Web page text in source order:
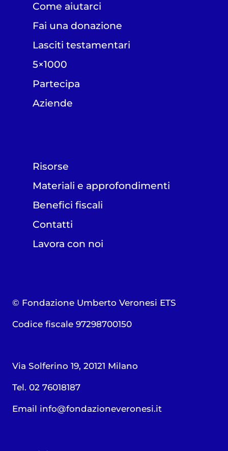
Come aiutarci
Fai una donazione
Lasciti testamentari
5×1000
Partecipa
Aziende
Risorse
Materiali e approfondimenti
Benefici fiscali
Contatti
Lavora con noi
© Fondazione Umberto Veronesi ETS
Codice fiscale 97298700150
Via Solferino 19, 20121 Milano
Tel. 02 76018187
Email info@fondazioneveronesi.it